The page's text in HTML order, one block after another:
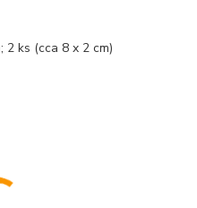
2 ks (cca 8 x 2 cm)